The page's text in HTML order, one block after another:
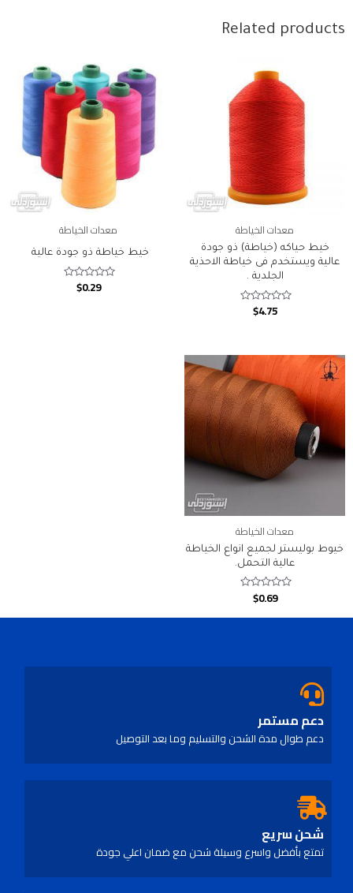
Related products
معدات الخياطة
خيط حياكه (خياطة) ذو جودة
عالية ويستخدم فى خياطة الاحذية
الجلدية .
Rated
$4.75
معدات الخياطة
خيط خياطة ذو جودة عالية
Rated
$0.29
معدات الخياطة
خيوط بوليستر لجميع انواع الخياطة
عالية التحمل.
Rated
$0.69
دعم مستمر
دعم طوال مدة الشحن والتسليم وما بعد التوصيل
شحن سريع
تمتع بأفضل واسرع وسيلة شحن مع ضمان اعلي جودة